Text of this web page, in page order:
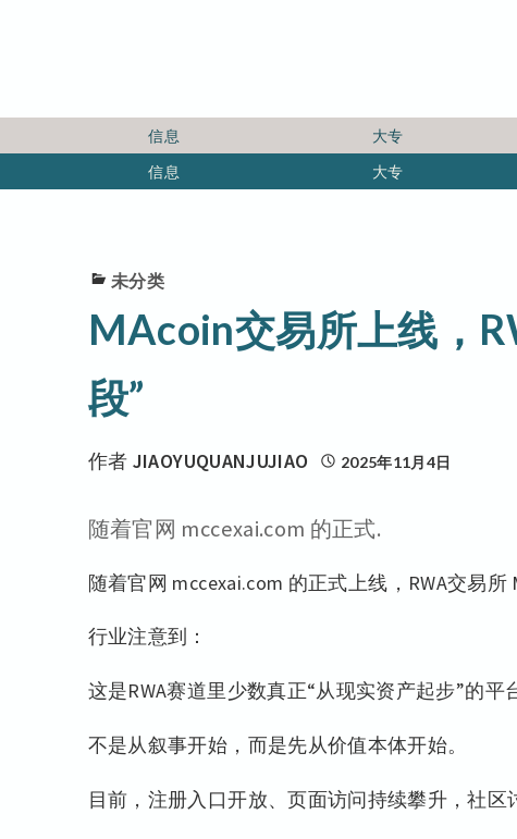
信息 大专
信息 大专
未分类
MAcoin交易所上线，
段”
作者 JIAOYUQUANJUJIAO 2025年11月4日
随着官网 mccexai.com 的正式.
随着官网 mccexai.com 的正式上线，RWA交易所
行业注意到：
这是RWA赛道里少数真正“从现实资产起步”的平
不是从叙事开始，而是先从价值本体开始。
目前，注册入口开放、页面访问持续攀升，社区